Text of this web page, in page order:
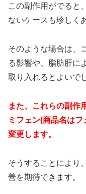
この副作用がでると
ないケースも珍しく
そのような場合は、
る影響や、脂肪肝に
取り入れるとよいで
また、これらの副作
ミフェン(商品名は
変更します。
そうすることにより
善を期待できます。